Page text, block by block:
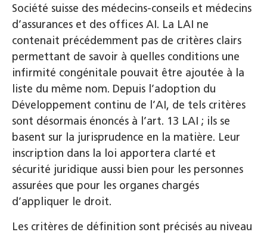
Société suisse des médecins-conseils et médecins
d’assurances et des offices AI. La LAI ne
contenait précédemment pas de critères clairs
permettant de savoir à quelles conditions une
infirmité congénitale pouvait être ajoutée à la
liste du même nom. Depuis l’adoption du
Développement continu de l’AI, de tels critères
sont désormais énoncés à l’art. 13 LAI ; ils se
basent sur la jurisprudence en la matière. Leur
inscription dans la loi apportera clarté et
sécurité juridique aussi bien pour les personnes
assurées que pour les organes chargés
d’appliquer le droit.
Les critères de définition sont précisés au niveau